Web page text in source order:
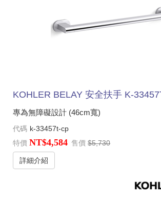
KOHLER BELAY 安全扶手 K-
專為無障礙設計 (46cm寬)
代碼 k-33457t-cp
特價 NT$4,584 售價 $5,730
詳細介紹